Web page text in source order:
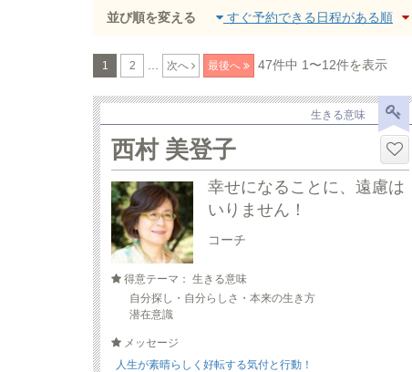
並び順を変える すぐ予約できる日程がある順
1 2 次へ 最後へ 47件中 1〜12件を表示
生きる意味
西村 美登子
幸せになることに、遠慮は
いりません！
コーチ
得意テーマ： 生きる意味
自分探し・自分らしさ・本来の生き方
潜在意識
メッセージ
人生が素晴らしく好転する気付と行動！